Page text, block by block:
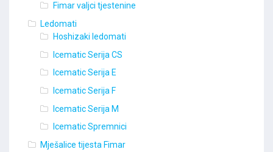
Fimar valjci tjestenine
Ledomati
Hoshizaki ledomati
Icematic Serija CS
Icematic Serija E
Icematic Serija F
Icematic Serija M
Icematic Spremnici
Mješalice tijesta Fimar